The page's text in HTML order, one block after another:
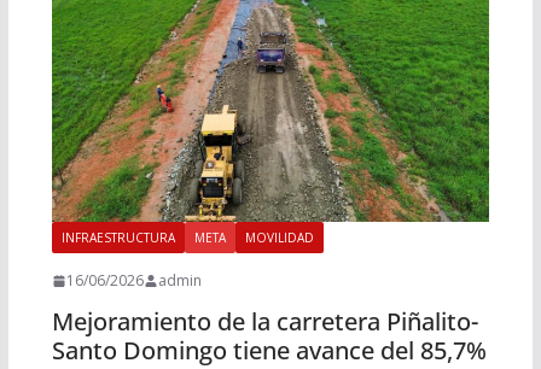
INFRAESTRUCTURA META MOVILIDAD
16/06/2026 admin
Mejoramiento de la carretera Piñalito-
Santo Domingo tiene avance del 85,7%